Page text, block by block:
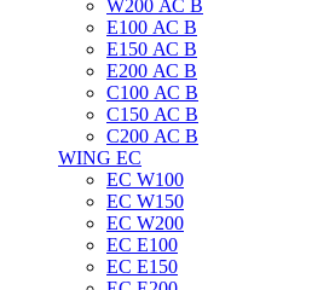
W200 АС B
E100 АС B
E150 АС B
E200 АС B
C100 АС B
C150 АС B
C200 АС B
WING EC
ЕС W100
ЕС W150
ЕС W200
ЕС E100
ЕС E150